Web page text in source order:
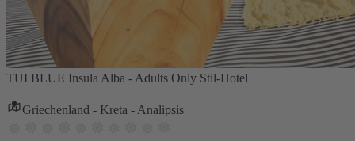
TUI BLUE Insula Alba - Adults Only Stil-Hotel
Griechenland - Kreta - Analipsis